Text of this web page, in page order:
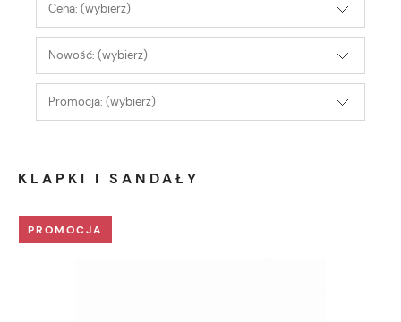
Cena: (wybierz)
Nowość: (wybierz)
Promocja: (wybierz)
KLAPKI I SANDAŁY
PROMOCJA